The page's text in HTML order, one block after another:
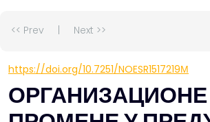
<< Prev Next >>
https://doi.org/10.7251/NOESR1517219М
ОРГАНИЗАЦИОНЕ